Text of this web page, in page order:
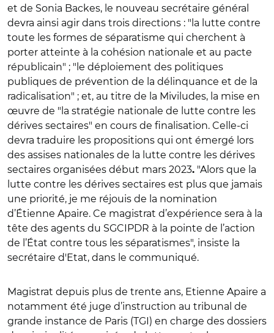
et de Sonia Backes, le nouveau secrétaire général
devra ainsi agir dans trois directions : " la lutte contre
toute les formes de séparatisme qui cherchent à
porter atteinte à la cohésion nationale et au pacte
républicain" ; "le déploiement des politiques
publiques de prévention de la délinquance et de la
radicalisation" ; et, au titre de la Miviludes, la mise en
œuvre de "la stratégie nationale de lutte contre les
dérives sectaires" en cours de finalisation. Celle-ci
devra traduire les propositions qui ont émergé lors
des assises nationales de la lutte contre les dérives
sectaires organisées début mars 2023. "Alors que la
lutte contre les dérives sectaires est plus que jamais
une priorité, je me réjouis de la nomination
d’Étienne Apaire. Ce magistrat d’expérience sera à la
tête des agents du SGCIPDR à la pointe de l’action
de l’État contre tous les séparatismes", insiste la
secrétaire d'Etat, dans le communiqué.
Magistrat depuis plus de trente ans, Etienne Apaire a
notamment été juge d’instruction au tribunal de
grande instance de Paris (TGI) en charge des dossiers